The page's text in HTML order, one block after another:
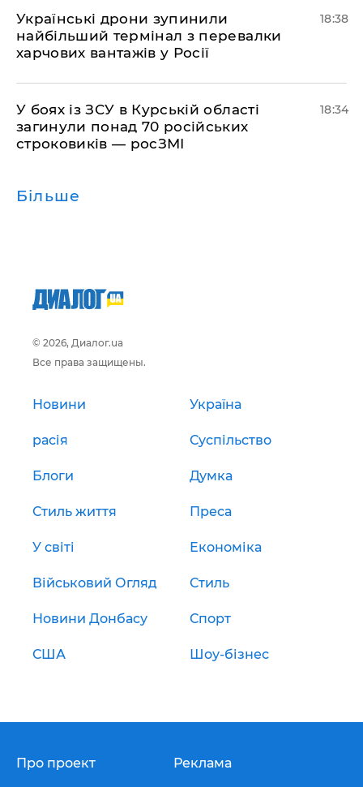
​Українські дрони зупинили
найбільший термінал з перевалки
харчових вантажів у Росії
18:38
​У боях із ЗСУ в Курській області
загинули понад 70 російських
строковиків — росЗМІ
18:34
Більше
© 2026, Диалог.ua
Все права защищены.
Новини Україна
расія Суспільство
Блоги Думка
Стиль життя Преса
У світі Економіка
Військовий Огляд Стиль
Новини Донбасу Спорт
США Шоу-бізнес
Про проект Реклама